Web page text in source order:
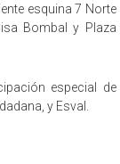
esquina 7 Norte
Bombal y Plaza
especial de
y Esval.